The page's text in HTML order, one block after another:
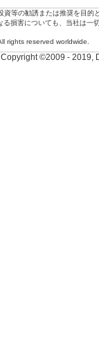
等の勧誘または推奨を目
損害についても、当社は一
rights reserved worldwide.
Copyright ©2009 - 2019,